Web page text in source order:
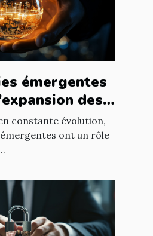
émergentes
des
constante évolution,
ont un rôle